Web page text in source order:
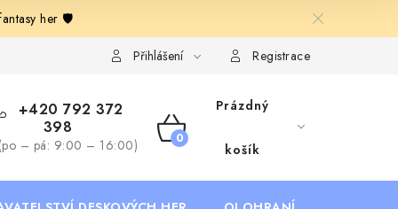
her 🛡️
Deskoherní kluby, DDM, knihovny a jiné zájmové organizace
Přihlášení Registrace
+420 792 372
398
– pá: 9:00 – 16:00)
NÁKUPNÍ
Prázdný
košík